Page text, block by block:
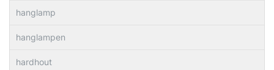
hanglamp
hanglampen
hardhout